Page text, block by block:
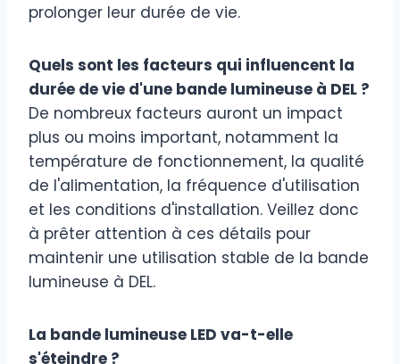
prolonger leur durée de vie.
Quels sont les facteurs qui influencent la
durée de vie d'une bande lumineuse à DEL ?
De nombreux facteurs auront un impact
plus ou moins important, notamment la
température de fonctionnement, la qualité
de l'alimentation, la fréquence d'utilisation
et les conditions d'installation. Veillez donc
à prêter attention à ces détails pour
maintenir une utilisation stable de la bande
lumineuse à DEL.
La bande lumineuse LED va-t-elle
s'éteindre ?